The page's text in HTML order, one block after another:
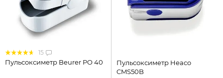
15
Пульсоксиметр Beurer PO 40
Пульсоксиметр Heaco
CMS50B